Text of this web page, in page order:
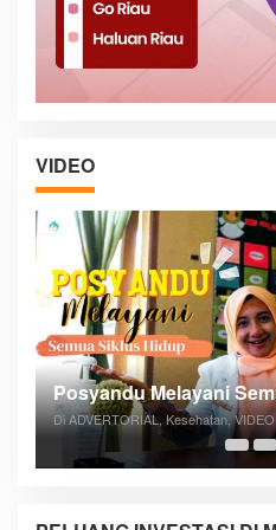
VIDEO
Posyandu Melayani
Di ADVERTORIAL, Kesehatan, VIDEO